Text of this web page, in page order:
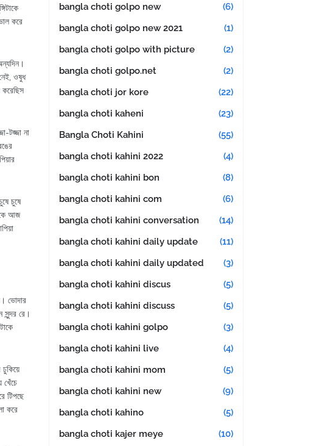
করে
ওষুধ
টজ্জা না
চুষে
আজ
ভোদার
সুন্দর রে।
খেঁচে
টিপছে
করে
bangla choti golpo new
(6)
bangla choti golpo new 2021
(1)
bangla choti golpo with picture
(2)
bangla choti golpo.net
(2)
bangla choti jor kore
(22)
bangla choti kaheni
(23)
Bangla Choti Kahini
(55)
bangla choti kahini 2022
(4)
bangla choti kahini bon
(8)
bangla choti kahini com
(6)
bangla choti kahini conversation
(14)
bangla choti kahini daily update
(11)
bangla choti kahini daily updated
(3)
bangla choti kahini discus
(5)
bangla choti kahini discuss
(5)
bangla choti kahini golpo
(3)
bangla choti kahini live
(4)
bangla choti kahini mom
(5)
bangla choti kahini new
(9)
bangla choti kahino
(5)
bangla choti kajer meye
(10)